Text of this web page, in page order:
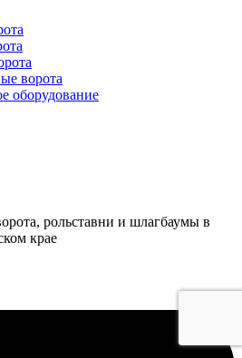
ворота
оборудование
рольставни и шлагбаумы в
крае